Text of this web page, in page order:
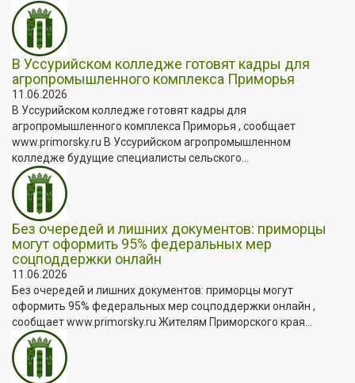
В Уссурийском колледже готовят кадры для
агропромышленного комплекса Приморья
11.06.2026
В Уссурийском колледже готовят кадры для
агропромышленного комплекса Приморья , сообщает
www.primorsky.ru В Уссурийском агропромышленном
колледже будущие специалисты сельского...
Без очередей и лишних документов: приморцы
могут оформить 95% федеральных мер
соцподдержки онлайн
11.06.2026
Без очередей и лишних документов: приморцы могут
оформить 95% федеральных мер соцподдержки онлайн ,
сообщает www.primorsky.ru Жителям Приморского края...